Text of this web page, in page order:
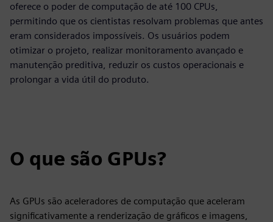
oferece o poder de computação de até 100 CPUs,
permitindo que os cientistas resolvam problemas que antes
eram considerados impossíveis. Os usuários podem
otimizar o projeto, realizar monitoramento avançado e
manutenção preditiva, reduzir os custos operacionais e
prolongar a vida útil do produto.
O que são GPUs?
As GPUs são aceleradores de computação que aceleram
significativamente a renderização de gráficos e imagens,